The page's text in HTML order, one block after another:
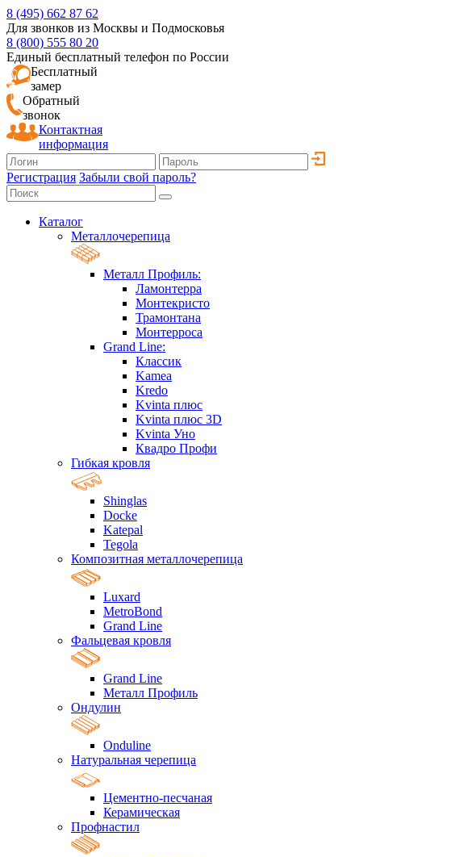
8 (495) 662 87 62
Для звонков из Москвы и Подмосковья
8 (800) 555 80 20
Единый бесплатный телефон по России
Бесплатный
замер
Обратный
звонок
Контактная
информация
Регистрация Забыли свой пароль?
Каталог
Металлочерепица
Металл Профиль:
Ламонтерра
Монтекристо
Трамонтана
Монтерроса
Grand Line:
Классик
Kamea
Kredo
Kvinta плюс
Kvinta плюс 3D
Kvinta Уно
Квадро Профи
Гибкая кровля
Shinglas
Docke
Katepal
Tegola
Композитная металлочерепица
Luxard
MetroBond
Grand Line
Фальцевая кровля
Grand Line
Металл Профиль
Ондулин
Onduline
Натуральная черепица
Цементно-песчаная
Керамическая
Профнастил